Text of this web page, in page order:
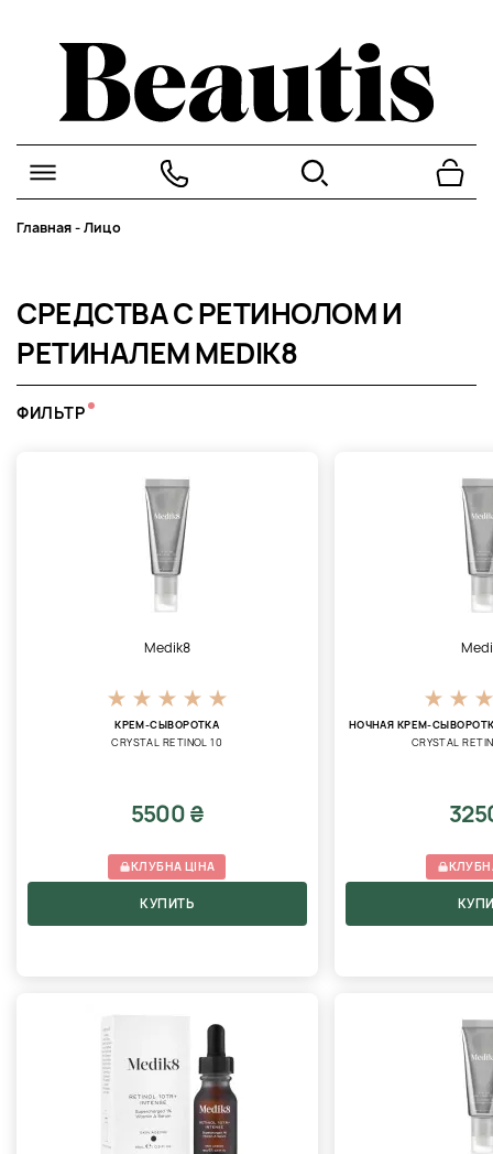
Главная-Лицо
СРЕДСТВА С РЕТИНОЛОМ И
РЕТИНАЛЕМ MEDIK8
ФИЛЬТР
Medik8
КРЕМ-СЫВОРОТКА
CRYSTAL RETINOL 10
5500 ₴
КЛУБНА ЦІНА
КУПИТЬ
НОЧНАЯ КРЕМ-
CRYSTAL